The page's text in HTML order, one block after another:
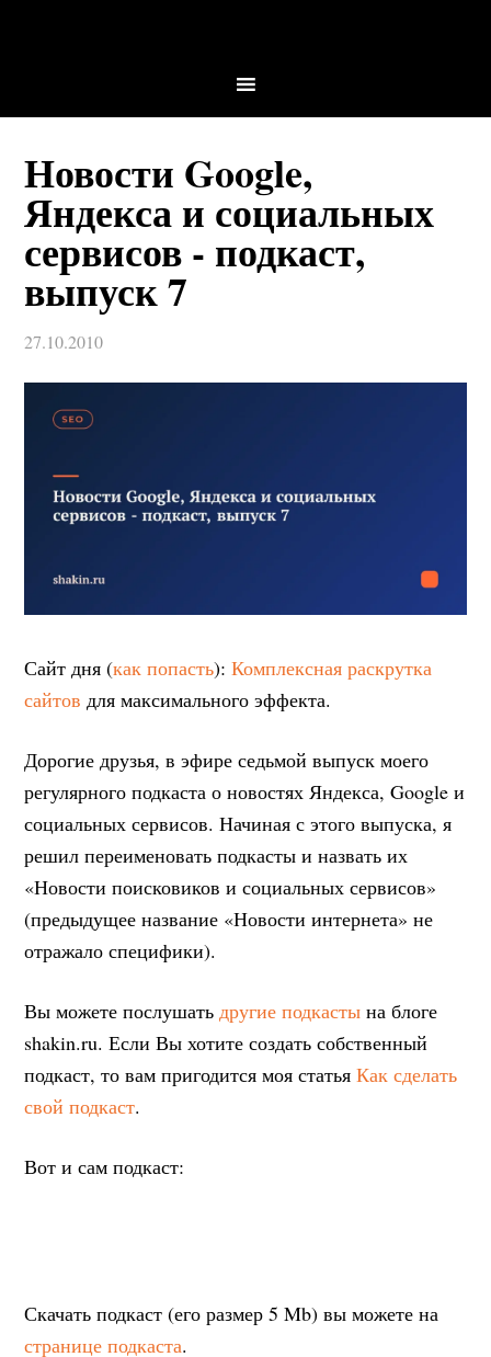
Новости Google,
Яндекса и социальных
сервисов - подкаст,
выпуск 7
27.10.2010
Сайт дня (как попасть):Комплексная раскрутка
сайтов для максимального эффекта.
Дорогие друзья, в эфире седьмой выпуск моего
регулярного подкаста о новостях Яндекса, Google и
социальных сервисов. Начиная с этого выпуска, я
решил переименовать подкасты и назвать их
«Новости поисковиков и социальных сервисов»
(предыдущее название «Новости интернета» не
отражало специфики).
Вы можете послушатьдругие подкасты на блоге
shakin.ru. Если Вы хотите создать собственный
подкаст, то вам пригодится моя статьяКак сделать
свой подкаст.
Вот и сам подкаст:
Скачать подкаст (его размер 5 Mb) вы можете на
странице подкаста.